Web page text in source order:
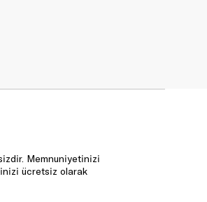
Memnuniyetinizi
ücretsiz olarak